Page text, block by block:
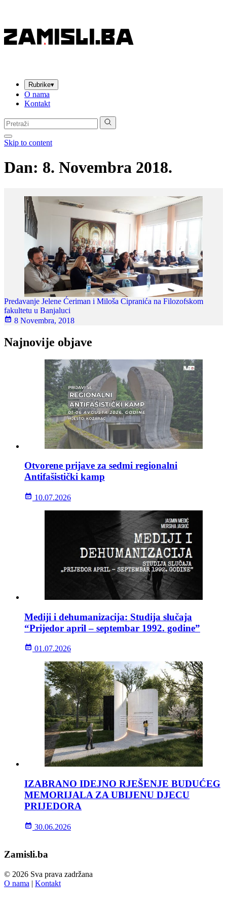
Rubrike▾
O nama
Kontakt
Pretraga:
Skip to content
Dan: 8. Novembra 2018.
Predavanje Jelene Ćeriman i Miloša Cipranića na Filozofskom
fakultetu u Banjaluci
8 Novembra, 2018
Najnovije objave
Otvorene prijave za sedmi regionalni
Antifašistički kamp
10.07.2026
Mediji i dehumanizacija: Studija slučaja
“Prijedor april – septembar 1992. godine”
01.07.2026
IZABRANO IDEJNO RJEŠENJE BUDUĆEG
MEMORIJALA ZA UBIJENU DJECU
PRIJEDORA
30.06.2026
Zamisli.ba
© 2026 Sva prava zadržana
O nama | Kontakt